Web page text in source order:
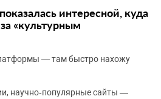
интересной, куда
«культурным
— там быстро нахожу
научно‑популярные сайты —